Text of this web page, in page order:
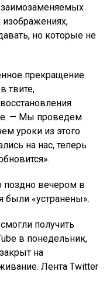
но которые не
прекращение
твите,
— Мы проведем
уроки из этого
на нас, теперь
поздно вечером в
были «устранены».
получить
в понедельник,
на
Лента Twitter